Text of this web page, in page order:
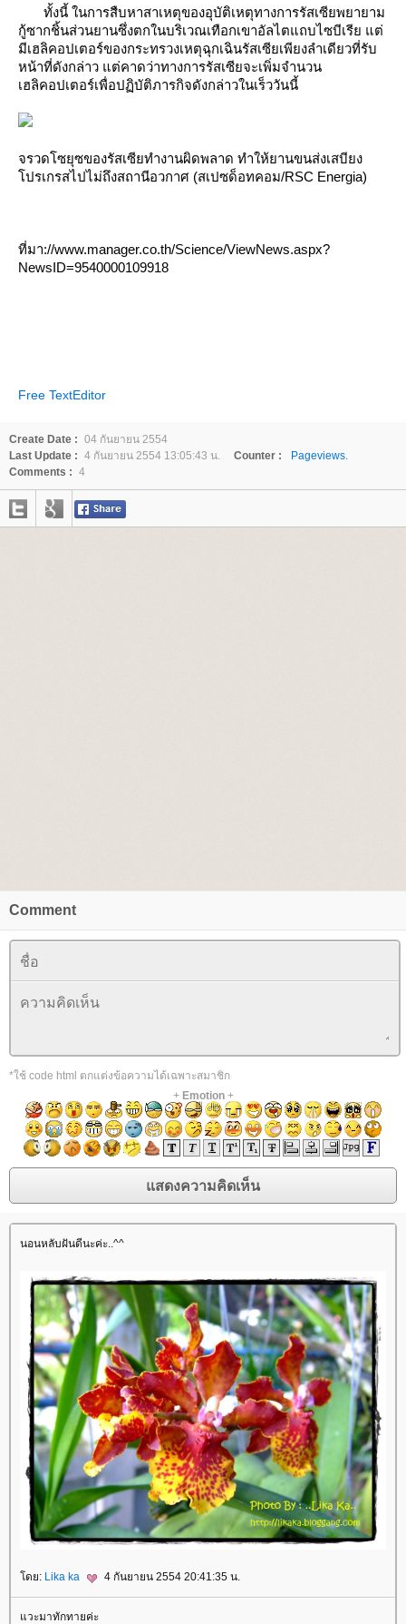
ทั้งนี้ ในการสืบหาสาเหตุของอุบัติเหตุทางการรัสเซียพยายาม
กู้ซากชิ้นส่วนยานซึ่งตกในบริเวณเทือกเขาอัลไตแถบไซบีเรีย แต่
มีเฮลิคอปเตอร์ของกระทรวงเหตุฉุกเฉินรัสเซียเพียงลำเดียวที่รับ
หน้าที่ดังกล่าว แต่คาดว่าทางการรัสเซียจะเพิ่มจำนวน
เฮลิคอปเตอร์เพื่อปฏิบัติภารกิจดังกล่าวในเร็ววันนี้
จรวดโซยุซของรัสเซียทำงานผิดพลาด ทำให้ยานขนส่งเสบียง
ปรเกรสไปไม่ถึงสถานีอวกาศ (สเปซด็อทคอม/RSC Energia)
ที่มา://www.manager.co.th/Science/ViewNews.aspx?
NewsID=9540000109918
Free TextEditor
Create Date : 04 กันยายน 2554
Last Update : 4 กันยายน 2554 13:05:43 น. Counter :
Pageviews.
Comments : 4
Comment
*ใช้ code html ตกแต่งข้อความได้เฉพาะสมาชิก
+ Emotion+
นอนหลับฝันดีนะค่ะ..^^
ดย: Lika ka 4 กันยายน 2554 20:41:35 น.
วะมาทักทายค่ะ